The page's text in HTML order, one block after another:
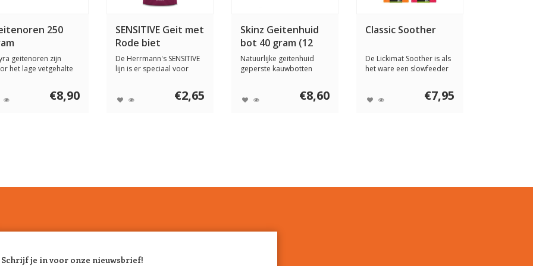
250
geitenoren zijn
het lage vetgehalte
€8,90
SENSITIVE Geit met
Rode biet
De Herrmann's SENSITIVE
lijn is er speciaal voor
€2,65
Skinz Geitenhuid
bot 40 gram (12
cm)
Natuurlijke geitenhuid
geperste kauwbotten
€8,60
Classic Soother
De Lickimat Soother is als
het ware een slowfeeder
€7,95
Schrijf je in voor onze nieuwsbrief!